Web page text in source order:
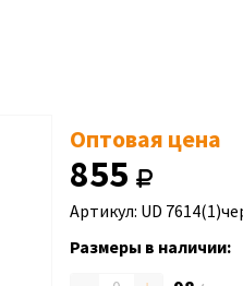
Оптовая цена
855
Артикул: UD
Размеры в наличии: